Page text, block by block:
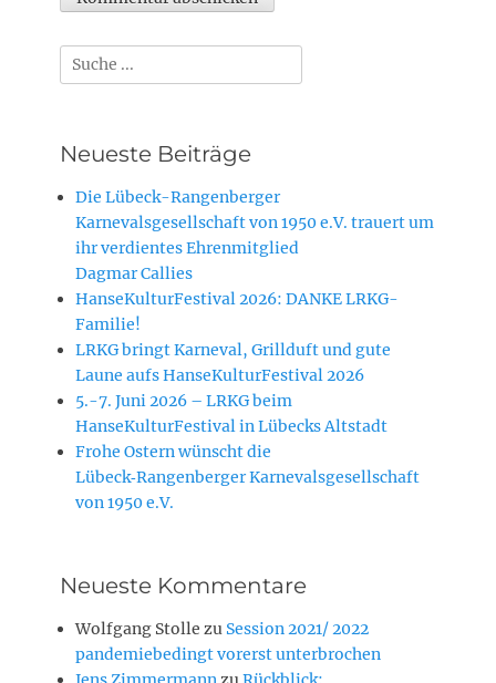
Suchen
nach:
Neueste Beiträge
Die Lübeck-Rangenberger
Karnevalsgesellschaft von 1950 e.V. trauert um
ihr verdientes Ehrenmitglied
Dagmar Callies
HanseKulturFestival 2026: DANKE LRKG-
Familie!
LRKG bringt Karneval, Grillduft und gute
Laune aufs HanseKulturFestival 2026
5.-7. Juni 2026 – LRKG beim
HanseKulturFestival in Lübecks Altstadt
Frohe Ostern wünscht die
Lübeck‑Rangenberger Karnevalsgesellschaft
von 1950 e.V.
Neueste Kommentare
Wolfgang Stolle zu Session 2021/ 2022
pandemiebedingt vorerst unterbrochen